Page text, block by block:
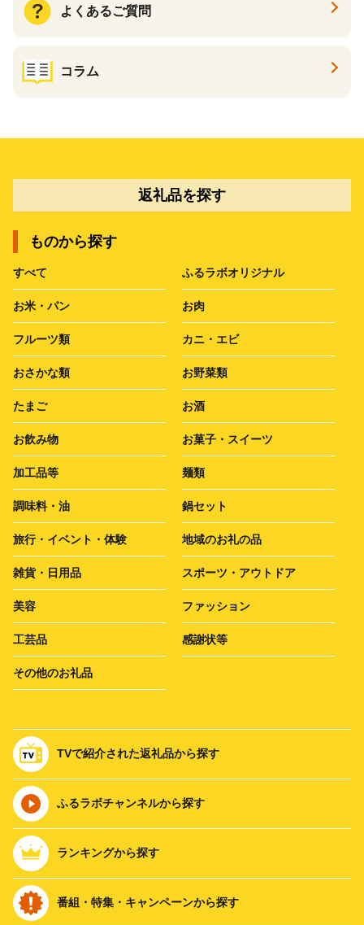
よくあるご質問
コラム
返礼品を探す
ものから探す
すべて ふるラボオリジナル
お米・パン お肉
フルーツ類 カニ・エビ
おさかな類 お野菜類
たまご お酒
お飲み物 お菓子・スイーツ
加工品等 麺類
調味料・油 鍋セット
旅行・イベント・体験 地域のお礼の品
雑貨・日用品 スポーツ・アウトドア
美容 ファッション
工芸品 感謝状等
その他のお礼品
TVで紹介された返礼品から探す
ふるラボチャンネルから探す
ランキングから探す
番組・特集・キャンペーンから探す